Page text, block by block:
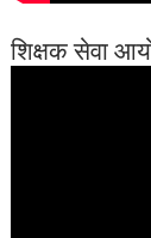
शिक्षक सेवा